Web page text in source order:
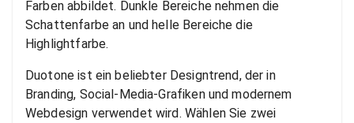
Farben abbildet. Dunkle Bereiche nehmen die
Schattenfarbe an und helle Bereiche die
Highlightfarbe.
Duotone ist ein beliebter Designtrend, der in
Branding, Social-Media-Grafiken und modernem
Webdesign verwendet wird. Wählen Sie zwei